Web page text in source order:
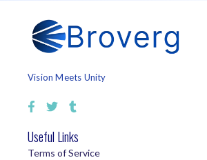
Vision Meets Unity
Useful Links
Terms of Service